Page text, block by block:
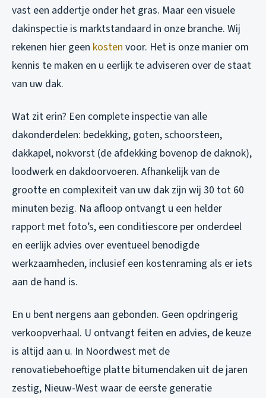
vast een addertje onder het gras. Maar een visuele
dakinspectie is marktstandaard in onze branche. Wij
rekenen hier geen kosten voor. Het is onze manier om
kennis te maken en u eerlijk te adviseren over de staat
van uw dak.
Wat zit erin? Een complete inspectie van alle
dakonderdelen: bedekking, goten, schoorsteen,
dakkapel, nokvorst (de afdekking bovenop de daknok),
loodwerk en dakdoorvoeren. Afhankelijk van de
grootte en complexiteit van uw dak zijn wij 30 tot 60
minuten bezig. Na afloop ontvangt u een helder
rapport met foto’s, een conditiescore per onderdeel
en eerlijk advies over eventueel benodigde
werkzaamheden, inclusief een kostenraming als er iets
aan de hand is.
En u bent nergens aan gebonden. Geen opdringerig
verkoopverhaal. U ontvangt feiten en advies, de keuze
is altijd aan u. In Noordwest met de
renovatiebehoeftige platte bitumendaken uit de jaren
zestig, Nieuw-West waar de eerste generatie